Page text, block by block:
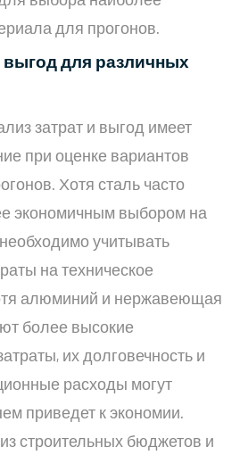
для прогонов.
выгод для различных
затрат и выгод имеет
при оценке вариантов
Хотя сталь часто
экономичным выбором на
учитывать
на техническое
алюминий и нержавеющая
более высокие
их долговечность и
расходы могут
приведет к экономии.
строительных бюджетов и